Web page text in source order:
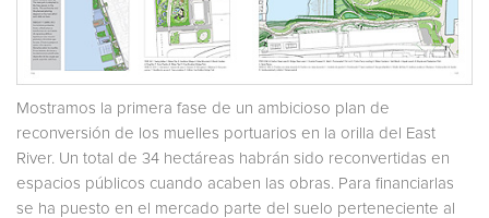
Mostramos la primera fase de un ambicioso plan de
reconversión de los muelles portuarios en la orilla del East
River. Un total de 34 hectáreas habrán sido reconvertidas en
espacios públicos cuando acaben las obras. Para financiarlas
se ha puesto en el mercado parte del suelo perteneciente al